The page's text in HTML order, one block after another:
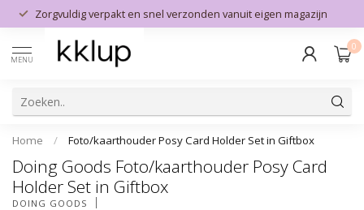
Zorgvuldig verpakt en snel verzonden vanuit eigen magazijn
MENU
0
Home / Foto/kaarthouder Posy Card Holder Set in Giftbox
Doing Goods Foto/kaarthouder Posy Card
Holder Set in Giftbox
DOING GOODS